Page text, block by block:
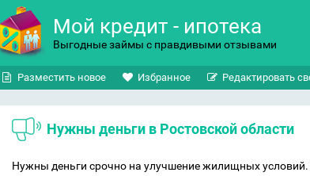
Мой кредит - ипотека
Выгодные займы с правдивыми отзывами
Разместить новое Избранное Редактировать
Нужны деньги в Ростовской области
Нужны деньги срочно на улучшение жилищных